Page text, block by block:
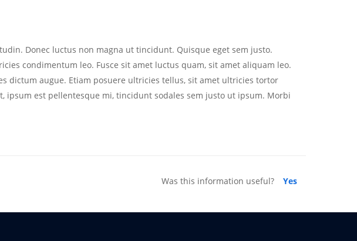
Donec luctus non magna ut tincidunt. Quisque eget sem justo.
condimentum leo. Fusce sit amet luctus quam, sit amet aliquam leo.
dictum augue. Etiam posuere ultricies tellus, sit amet ultricies tortor
ipsum est pellentesque mi, tincidunt sodales sem justo ut ipsum. Morbi
Was this information useful? Yes